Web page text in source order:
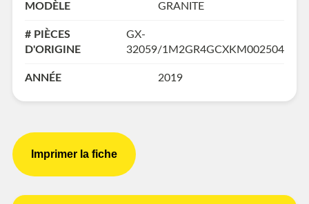
MODÈLE GRANITE
# PIÈCES
D'ORIGINE
GX-
32059/1M2GR4GCXKM002504
ANNÉE 2019
Imprimer la fiche